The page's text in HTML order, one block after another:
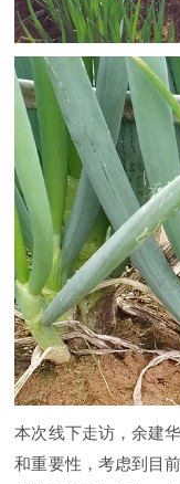
本次线下走访，余建
和重要性，考虑到目